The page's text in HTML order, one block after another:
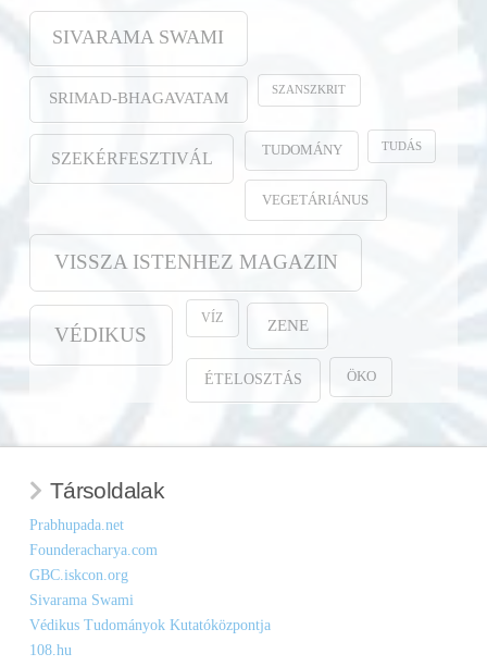
SIVARAMA SWAMI
SRIMAD-BHAGAVATAM SZANSZKRIT
SZEKÉRFESZTIVÁL TUDOMÁNY TUDÁS
VEGETÁRIÁNUS
VISSZA ISTENHEZ MAGAZIN
VÉDIKUS
VÍZ ZENE
ÉTELOSZTÁS ÖKO
Társoldalak
Prabhupada.net
Founderacharya.com
GBC.iskcon.org
Sivarama Swami
Védikus Tudományok Kutatóközpontja
108.hu